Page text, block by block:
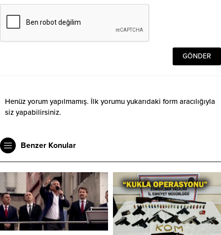
Henüz yorum yapılmamış. İlk yorumu yukarıdaki form aracılığıyla
siz yapabilirsiniz.
Benzer Konular